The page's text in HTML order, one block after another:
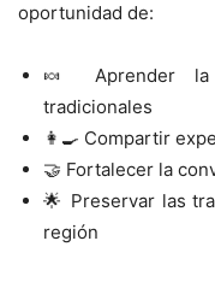
oportunidad de:
🍬 Aprender la
tradicionales
👩‍🍳 Compartir
🤝 Fortalecer la
🌟 Preservar las
región